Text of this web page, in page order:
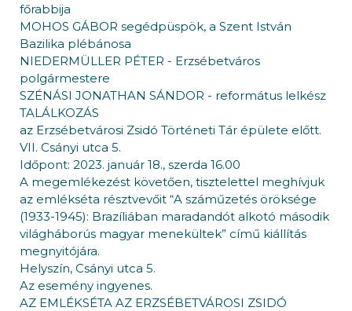
főrabbija
MOHOS GÁBOR segédpüspök, a Szent István
Bazilika plébánosa
NIEDERMÜLLER PÉTER - Erzsébetváros
polgármestere
SZÉNÁSI JONATHAN SÁNDOR - református lelkész
TALÁLKOZÁS
az Erzsébetvárosi Zsidó Történeti Tár épülete előtt.
VII. Csányi utca 5.
Időpont: 2023. január 18., szerda 16.00
A megemlékezést követően, tisztelettel meghívjuk
az emlékséta résztvevőit “A száműzetés öröksége
(1933-1945): Brazíliában maradandót alkotó második
világháborús magyar menekültek” című kiállítás
megnyitójára.
Helyszín, Csányi utca 5.
Az esemény ingyenes.
AZ EMLÉKSÉTA AZ ERZSÉBETVÁROSI ZSIDÓ